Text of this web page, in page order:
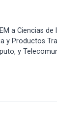
a Ciencias de
y Productos
y